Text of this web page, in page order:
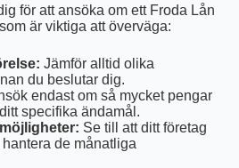
för att ansöka om ett Froda Lån
är viktiga att överväga:
Jämför alltid olika
du beslutar dig.
endast om så mycket pengar
specifika ändamål.
Se till att ditt företag
de månatliga